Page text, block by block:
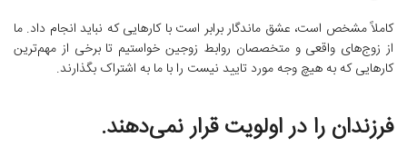
کاملاً مشخص است، عشق ماندگار برابر است با کارهایی که نباید انجام داد. ما
از زوج‌های واقعی و متخصصان روابط زوجین خواستیم تا برخی از مهم‌ترین
کارهایی که به هیچ وجه مورد تایید نیست را با ما به اشتراک بگذارند.
فرزندان را در اولویت قرار نمی‌دهند.